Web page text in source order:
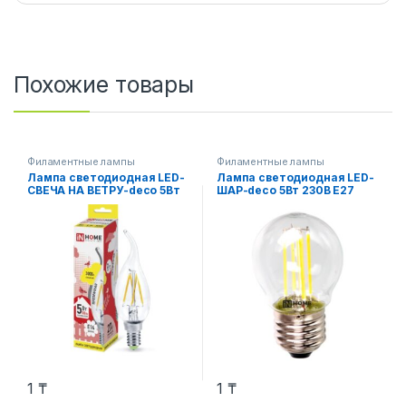
Похожие товары
Филаментные лампы
Лампа светодиодная LED-
СВЕЧА НА ВЕТРУ-deco 5Вт
230В Е27 3000К 450Лм
прозрачная IN HOME
1 ₸
Филаментные лампы
Лампа светодиодная LED-
ШАР-deco 5Вт 230В Е27
1 ₸